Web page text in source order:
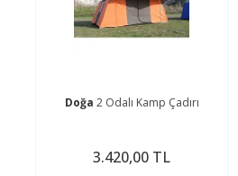
Doğa 2 Odalı Kamp Çadırı
3.420,00 TL